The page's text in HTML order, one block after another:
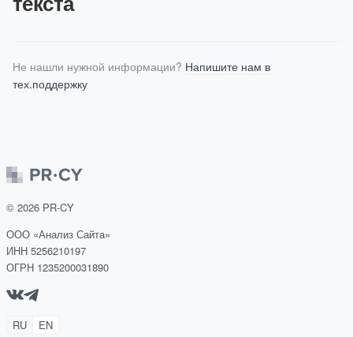
Не нашли нужной информации? Напишите нам в
тех.поддержку
© 2026 PR-CY
ООО «Анализ Сайта»
ИНН 5256210197
ОГРН 1235200031890
RU EN